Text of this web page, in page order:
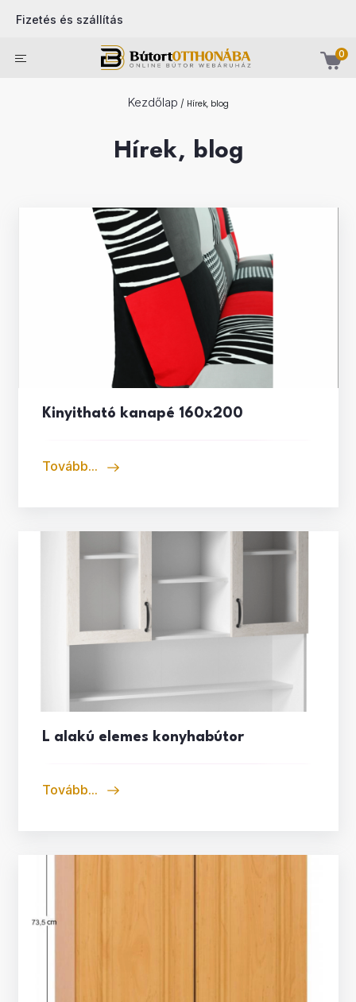
Fizetés és szállítás
0
Kezdőlap / Hírek, blog
Hírek, blog
Kinyitható kanapé 160x200
Tovább...
L alakú elemes konyhabútor
Tovább...